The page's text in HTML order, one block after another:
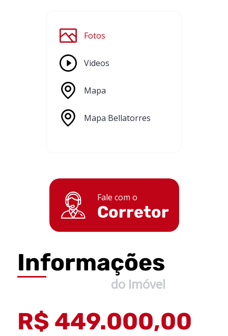
Fotos
Videos
Mapa
Mapa Bellatorres
Fale com o
Corretor
Informações
do Imóvel
R$ 449.000,00